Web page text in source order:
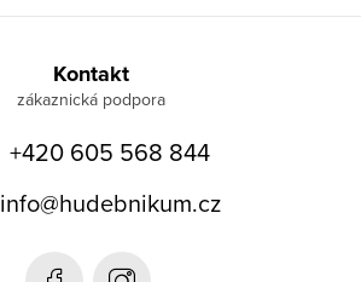
Kontakt
+420 605 568 844
info@hudebnikum.cz